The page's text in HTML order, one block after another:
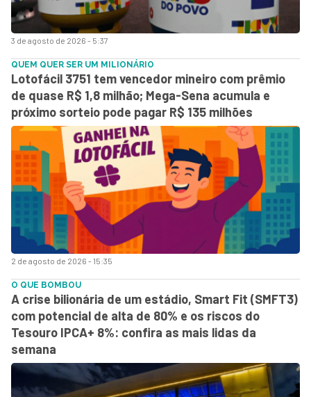
3 de agosto de 2026 - 5:37
2 de agosto de 2026 - 15:35
QUEM QUER SER UM MILIONÁRIO
Lotofácil 3751 tem vencedor mineiro com prêmio
de quase R$ 1,8 milhão; Mega-Sena acumula e
próximo sorteio pode pagar R$ 135 milhões
O QUE BOMBOU
A crise bilionária de um estádio, Smart Fit (SMFT3)
com potencial de alta de 80% e os riscos do
Tesouro IPCA+ 8%: confira as mais lidas da
semana